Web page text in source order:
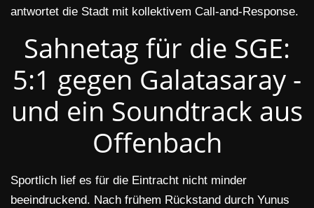
antwortet die Stadt mit kollektivem Call-and-Response.
Sahnetag für die SGE:
5:1 gegen Galatasaray -
und ein Soundtrack aus
Offenbach
Sportlich lief es für die Eintracht nicht minder
beeindruckend. Nach frühem Rückstand durch Yunus